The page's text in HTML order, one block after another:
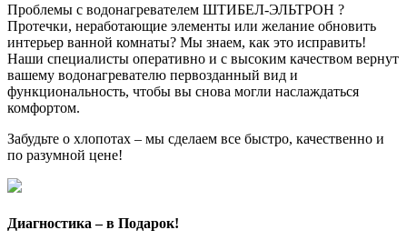
Проблемы с водонагревателем ШТИБЕЛ-ЭЛЬТРОН ?
Протечки, неработающие элементы или желание обновить
интерьер ванной комнаты? Мы знаем, как это исправить!
Наши специалисты оперативно и с высоким качеством вернут
вашему водонагревателю первозданный вид и
функциональность, чтобы вы снова могли наслаждаться
комфортом.
Забудьте о хлопотах – мы сделаем все быстро, качественно и
по разумной цене!
Диагностика – в Подарок!